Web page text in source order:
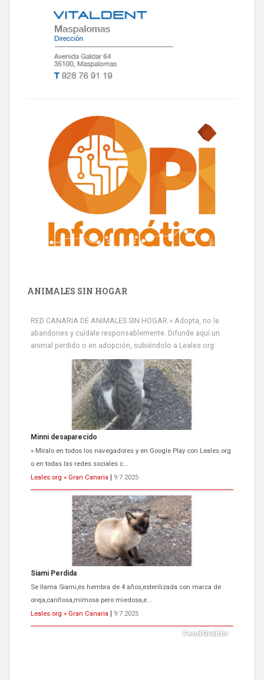
ANIMALES SIN HOGAR
RED CANARIA DE ANIMALES SIN HOGAR » Adopta, no le
abandones y cuídale responsablemente. Difunde aquí un
animal perdido o en adopción, subiéndolo a Leales.org
Minni desaparecido
» Míralo en todos los navegadores y en Google Play con Leales.org
o en todas las redes sociales c...
Leales.org » Gran Canaria
9.7.2025
Siami Perdida
Se llama Siami,es hembra de 4 años,esterilizada con marca de
oreja,cariñosa,mimosa pero miedosa,e...
Leales.org » Gran Canaria
9.7.2025